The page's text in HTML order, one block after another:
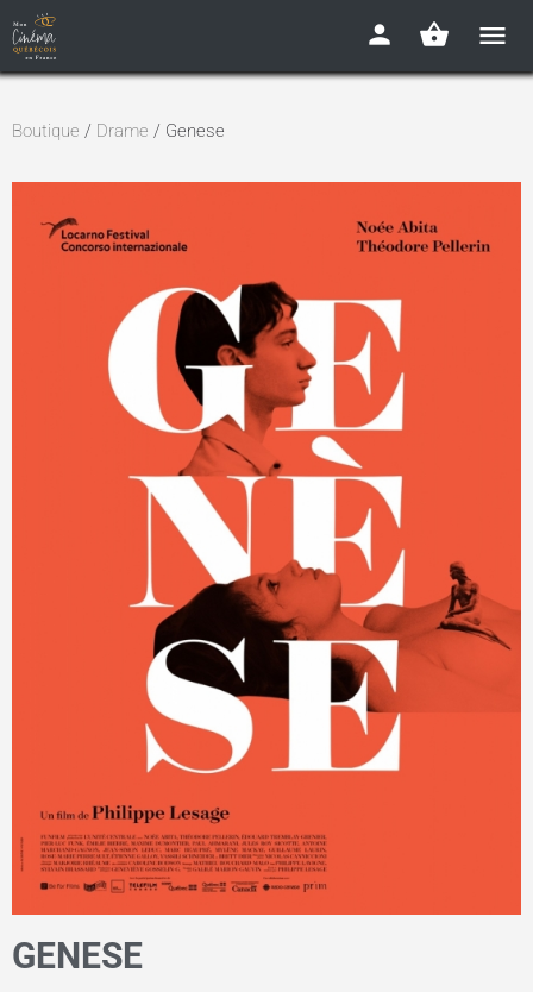
Boutique / Drame / Genese
GENESE